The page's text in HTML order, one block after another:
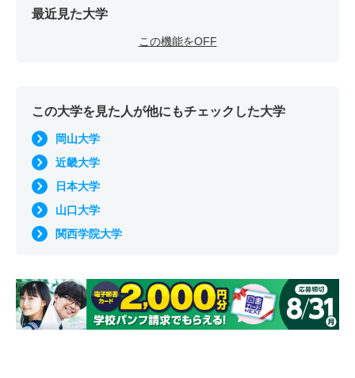
最近見た大学
この機能をOFF
この大学を見た人が他にもチェックした大学
岡山大学
近畿大学
日本大学
山口大学
関西学院大学